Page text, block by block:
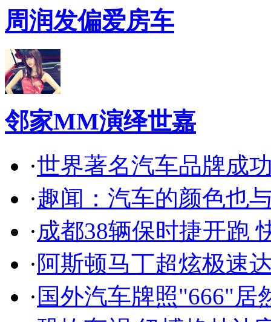
周润发偏爱房车
邻家MM演绎世嘉
·世界著名汽车品牌成
·趣闻：汽车的颜色也
·成都38辆保时捷开跑
·阿斯顿马丁超炫极速
· 国外汽车牌照"666"居